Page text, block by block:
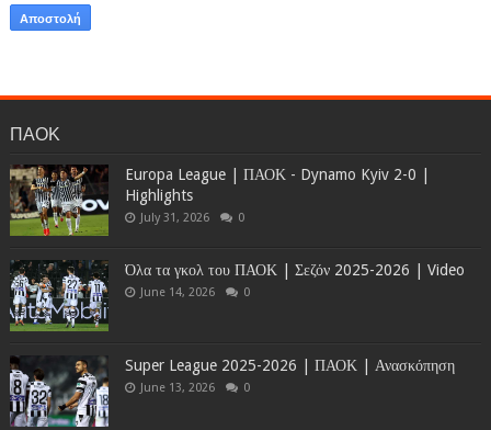
ΠΑΟΚ
Europa League | ΠΑΟΚ - Dynamo Kyiv 2-0 |
Highlights
July 31, 2026 0
Όλα τα γκολ του ΠΑΟΚ | Σεζόν 2025-2026 | Video
June 14, 2026 0
Super League 2025-2026 | ΠΑΟΚ | Ανασκόπηση
June 13, 2026 0